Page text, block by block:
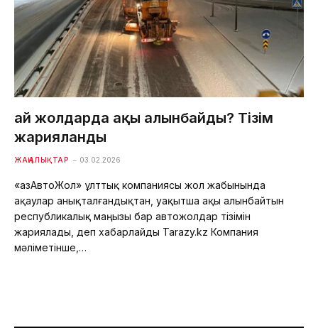
Қай жолдарда ақы алынбайды? Тізім
жарияланды
ЖАҢАЛЫҚТАР 03.02.2026
«ҚазАвтоЖол» ұлттық компаниясы жол жабынында
ақаулар анықталғандықтан, уақытша ақы алынбайтын
республикалық маңызы бар автожолдар тізімін
жариялады, деп хабарлайды Tarazy.kz Компания
мәліметінше,…